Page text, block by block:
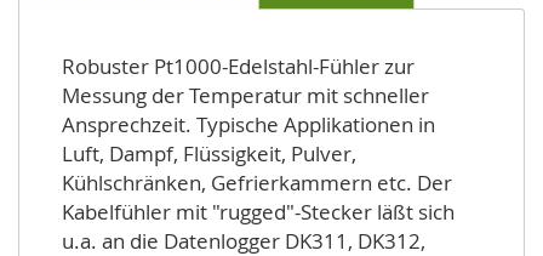
Robuster Pt1000-Edelstahl-Fühler zur
Messung der Temperatur mit schneller
Ansprechzeit. Typische Applikationen in
Luft, Dampf, Flüssigkeit, Pulver,
Kühlschränken, Gefrierkammern etc. Der
Kabelfühler mit "rugged"-Stecker läßt sich
u.a. an die Datenlogger DK311, DK312,